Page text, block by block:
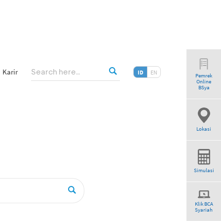
Karir ID EN
Pemrek
Online
BSya
Lokasi
Simulasi
Klik BCA
Syariah